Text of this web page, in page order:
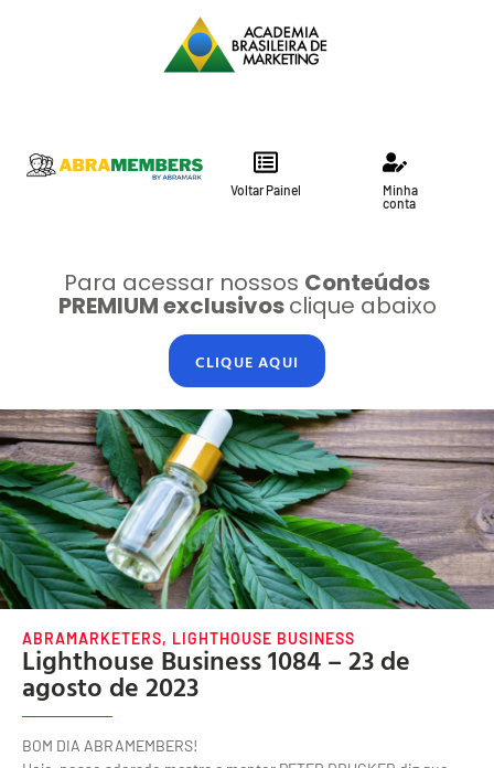
Voltar Painel
Minha
conta
Para acessar nossos Conteúdos
PREMIUM exclusivosclique abaixo
CLIQUE AQUI
ABRAMARKETERS, LIGHTHOUSE BUSINESS
Lighthouse Business 1084 – 23 de
agosto de 2023
BOM DIA ABRAMEMBERS!